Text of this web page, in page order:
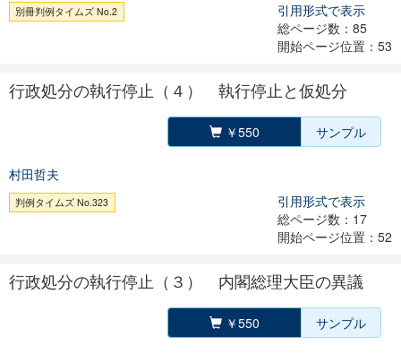
別冊判例タイムズ No.2
引用形式で表示
総ページ数：85
開始ページ位置：53
行政処分の執行停止（４） 執行停止と仮処分
￥550 サンプル
村田哲夫
判例タイムズ No.323
引用形式で表示
総ページ数：17
開始ページ位置：52
行政処分の執行停止（３） 内閣総理大臣の異議
￥550 サンプル